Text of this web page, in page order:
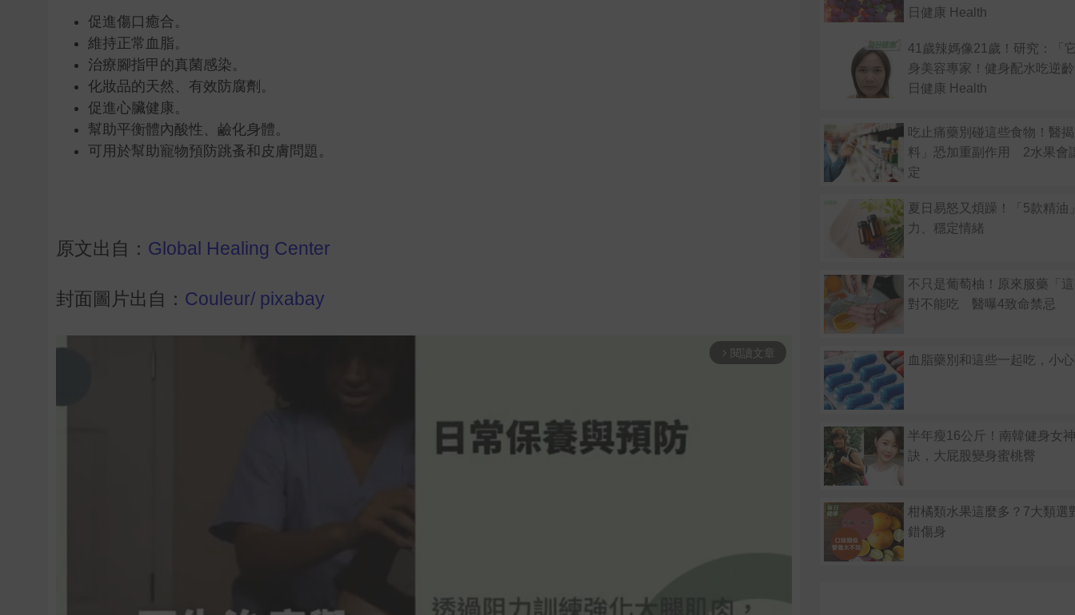
促進傷口癒合。
維持正常血脂。
治療腳指甲的真菌感染。
化妝品的天然、有效防腐劑。
促進心臟健康。
幫助平衡體內酸性、鹼化身體。
可用於幫助寵物預防跳蚤和皮膚問題。
原文出自： Global Healing Center
封面圖片出自： Couleur/ pixabay
arrow_forward_ios 閱讀文章
日健康 Health
41歲辣媽像21歲！研究：「
身美容專家！健身配水吃逆
日健康 Health
吃止痛藥別碰這些食物！醫
料」恐加重副作用 2水果會
定
夏日易怒又煩躁！「5款精油
力、穩定情緒
不只是葡萄柚！原來服藥「
對不能吃 醫曝4致命禁忌
血脂藥別和這些一起吃，小
半年瘦16公斤！南韓健身女
訣，大屁股變身蜜桃臀
柑橘類水果這麼多？7大類選
錯傷身